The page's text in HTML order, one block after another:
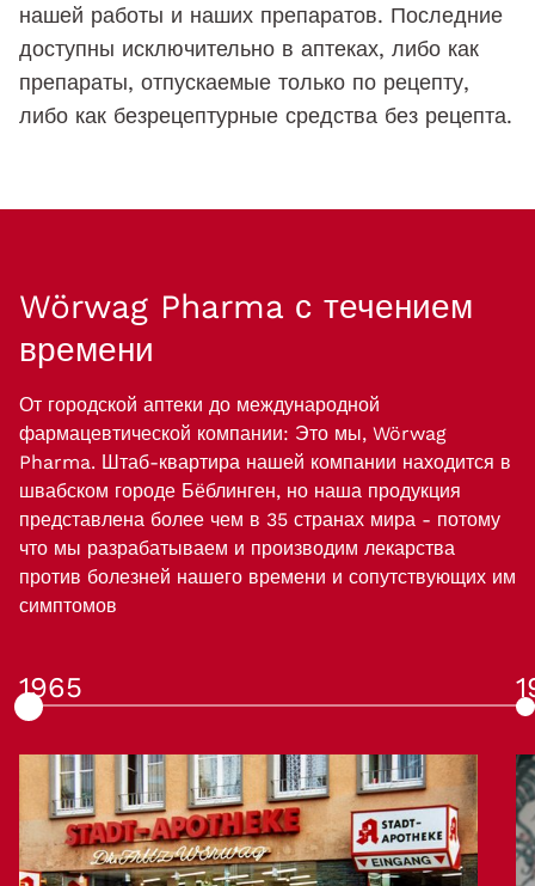
нашей работы и наших препаратов. Последние
доступны исключительно в аптеках, либо как
препараты, отпускаемые только по рецепту,
либо как безрецептурные средства без рецепта.
Wörwag Pharma с течением
времени
От городской аптеки до международной
фармацевтической компании: Это мы, Wörwag
Pharma. Штаб-квартира нашей компании находится в
швабском городе Бёблинген, но наша продукция
представлена более чем в 35 странах мира - потому
что мы разрабатываем и производим лекарства
против болезней нашего времени и сопутствующих им
симптомов
1965